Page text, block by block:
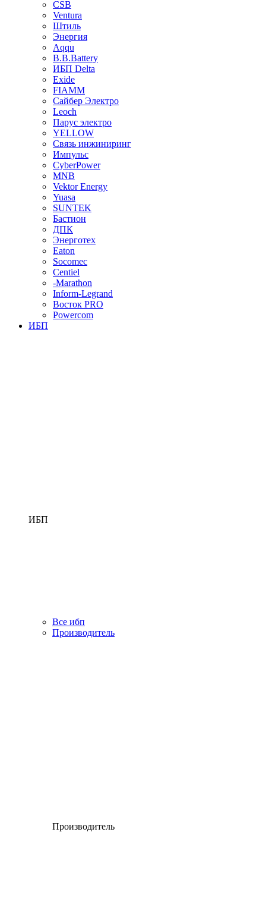
CSB
Ventura
Штиль
Энергия
Aqqu
B.B.Bаttery
ИБП Delta
Exide
FIAMM
Сайбер Электро
Leoch
Парус электро
YELLOW
Связь инжиниринг
Импульс
CyberPower
MNB
Vektor Energy
Yuasa
SUNTEK
Бастион
ДПК
Энерготех
Eaton
Socomec
Centiel
-Marathon
Inform-Legrand
Восток PRO
Powercom
ИБП
ИБП
Все ибп
Производитель
Производитель